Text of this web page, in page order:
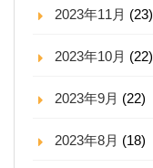
2023年11月 (23)
2023年10月 (22)
2023年9月 (22)
2023年8月 (18)